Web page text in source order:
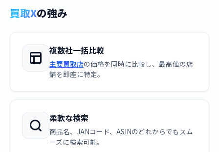
買取Xの強み
複数社一括比較
主要買取店の価格を同時に比較し、最高値の店
舗を即座に特定。
柔軟な検索
商品名、JANコード、ASINのどれからでもスム
ーズに検索可能。